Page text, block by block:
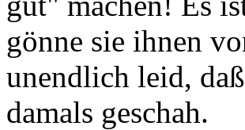
gönne sie ihnen
unendlich leid,
damals geschah.